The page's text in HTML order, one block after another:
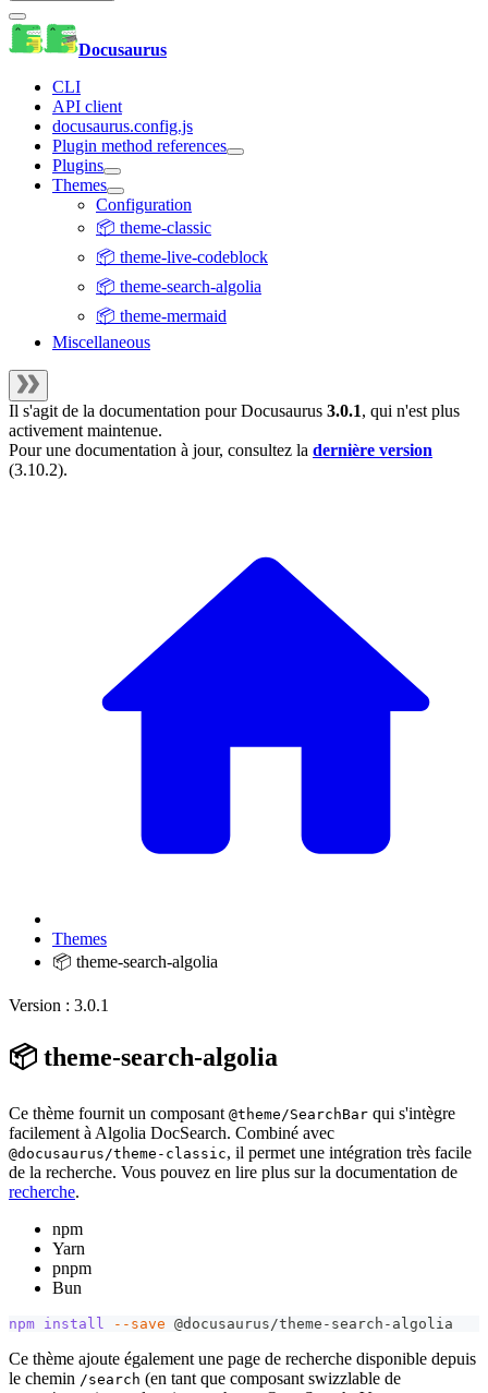
Docusaurus
CLI
API client
docusaurus.config.js
Plugin method references
Plugins
Themes
Configuration
📦 theme-classic
📦 theme-live-codeblock
📦 theme-search-algolia
📦 theme-mermaid
Miscellaneous
Il s'agit de la documentation pourDocusaurus 3.0.1, qui n'est plus
activement maintenue.
Pour une documentation à jour, consultez la dernière version
(3.10.2).
Themes
📦 theme-search-algolia
Version : 3.0.1
📦 theme-search-algolia
Ce thème fournit un composant @theme/SearchBar qui s'intègre
facilement à Algolia DocSearch. Combiné avec
@docusaurus/theme-classic, il permet une intégration très facile
de la recherche. Vous pouvez en lire plus sur la documentation de
recherche.
npm
Yarn
pnpm
Bun
npm install --save @docusaurus/theme-search-algolia
Ce thème ajoute également une page de recherche disponible depuis
le chemin /search (en tant que composant swizzlable de